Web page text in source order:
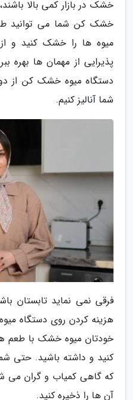
خشک در بازار کمی بالا
خشک کن شما می توانید
میوه ها را خشک کنید و
پذیرایی از مهمان ها بهره
دستگاه میوه خشک کن از
شما آنالیز کنیم.
فرقی نمی نماید تابستان
هزینه کردن روی دستگاه
خودتان میوه خشک با طعم
کنید و داشته باشید. حتی
که گاهی کمیاب و گران می
آن ها را ذخیره کنید.